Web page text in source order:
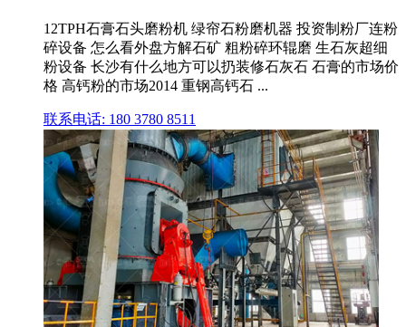
12TPH石膏石头磨粉机 绿帘石粉磨机器 投资制粉厂连粉
碎设备 怎么看外盘方解石矿 粗粉碎环辊磨 生石灰超细
粉设备 长沙有什么地方可以扔装修石灰石 石膏的市场价
格 高钙粉的市场2014 重钢高钙石 ...
联系电话: 180 3780 8511